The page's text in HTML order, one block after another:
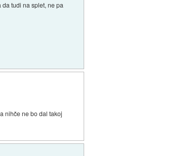
tudi na splet, ne pa
nihče ne bo dal takoj